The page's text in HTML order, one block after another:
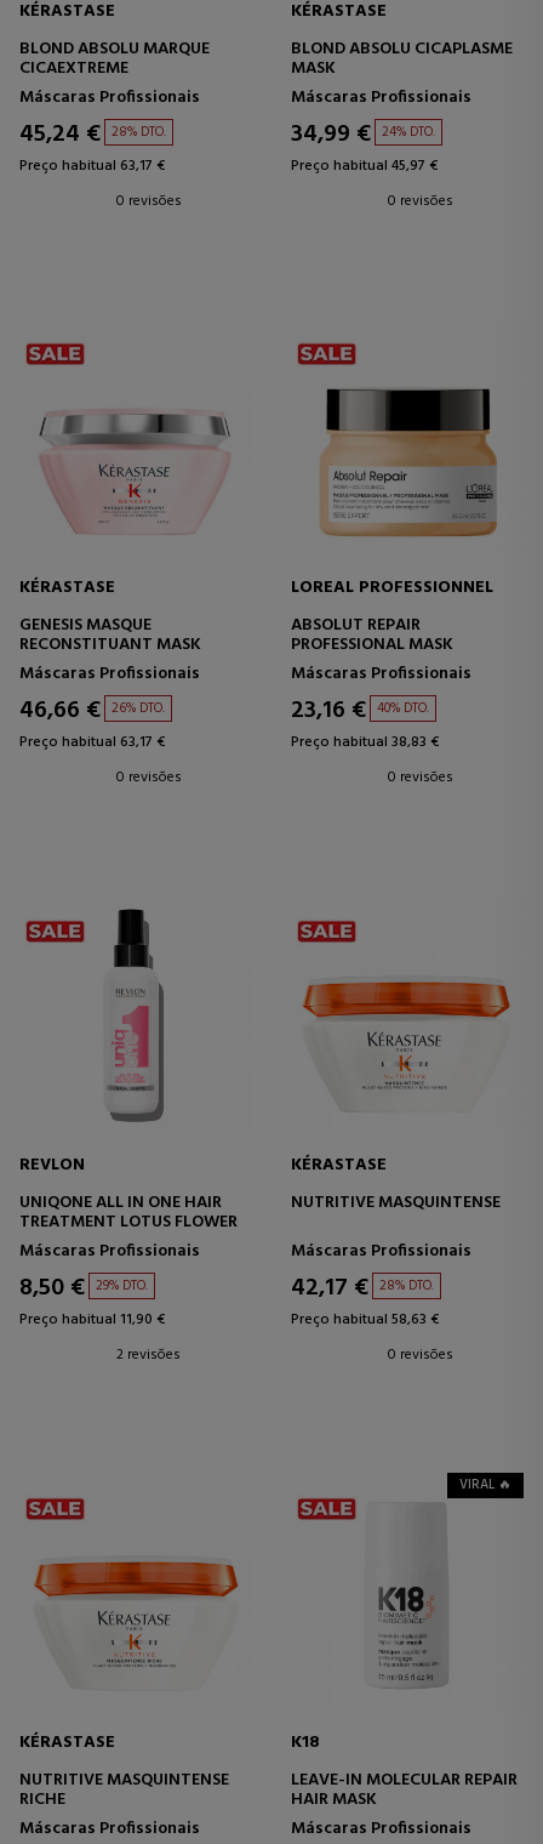
KÉRASTASE
BLOND ABSOLU MARQUE
CICAEXTREME
Máscaras Profissionais
45,24 € 28% DTO.
Preço habitual 63,17 €
0 revisões
KÉRASTASE
BLOND ABSOLU CICAPLASME
MASK
Máscaras Profissionais
34,99 € 24% DTO.
Preço habitual 45,97 €
0 revisões
KÉRASTASE
GENESIS MASQUE
RECONSTITUANT MASK
Máscaras Profissionais
46,66 € 26% DTO.
Preço habitual 63,17 €
0 revisões
LOREAL PROFESSIONNEL
ABSOLUT REPAIR
PROFESSIONAL MASK
Máscaras Profissionais
23,16 € 40% DTO.
Preço habitual 38,83 €
0 revisões
REVLON
UNIQONE ALL IN ONE HAIR
TREATMENT LOTUS FLOWER
Máscaras Profissionais
8,50 € 29% DTO.
Preço habitual 11,90 €
2 revisões
KÉRASTASE
NUTRITIVE MASQUINTENSE
Máscaras Profissionais
42,17 € 28% DTO.
Preço habitual 58,63 €
0 revisões
KÉRASTASE
NUTRITIVE MASQUINTENSE
RICHE
Máscaras Profissionais
VIRAL 🔥
K18
LEAVE-IN MOLECULAR REPAIR
HAIR MASK
Máscaras Profissionais